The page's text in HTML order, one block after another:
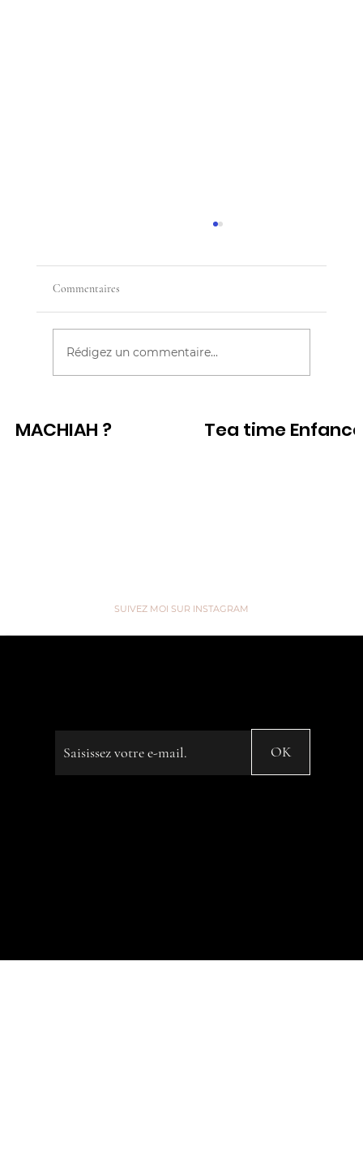
Commentaires
Rédigez un commentaire...
MACHIAH ? Tea time
SUIVEZ MOI SUR INSTAGRAM
© 2023 by Name of Site. Created on
OK